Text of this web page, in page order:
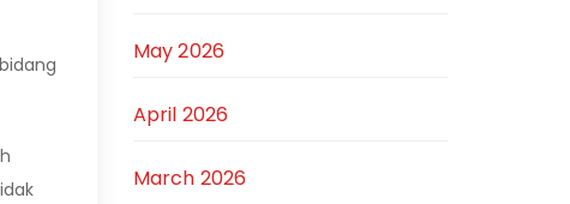
May 2026
April 2026
March 2026